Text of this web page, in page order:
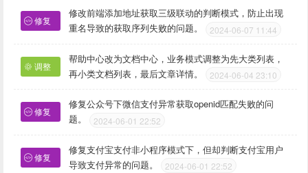
修复
修改前端添加地址获取三级联动的判断模式，防止出现
重名导致的获取序列失败的问题。
2024-06-07 11:44
调整
帮助中心改为文档中心，业务模式调整为先大类列表，
再小类文档列表，最后文章详情。
2024-06-04 23:10
修复
修复公众号下微信支付异常获取openid匹配失败的问
题。
2024-06-01 22:52
修复
修复支付宝支付非小程序模式下，但却判断支付宝用户
导致支付异常的问题。
2024-06-01 22:52